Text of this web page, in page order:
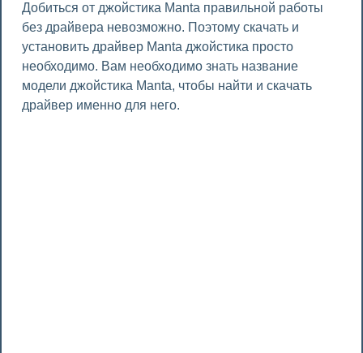
Добиться от джойстика Manta правильной работы
без драйвера невозможно. Поэтому скачать и
установить драйвер Manta джойстика просто
необходимо. Вам необходимо знать название
модели джойстика Manta, чтобы найти и скачать
драйвер именно для него.